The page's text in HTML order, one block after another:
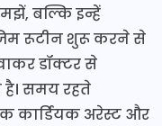
बल्कि इन्हें
रूटीन शुरू करने से
डॉक्टर से
समय रहते
कार्डियक अरेस्ट और